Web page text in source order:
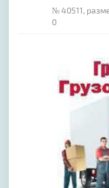
№ 40511,
0